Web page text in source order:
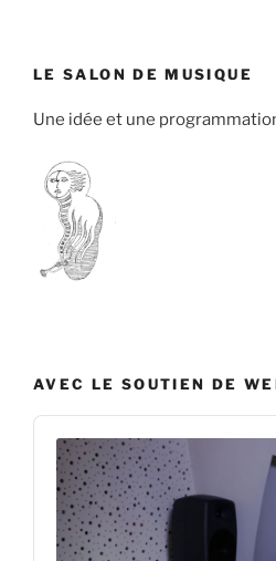
LE SALON DE MUSIQUE
Une idée et une
AVEC LE SOUTIEN DE
Audio
Player